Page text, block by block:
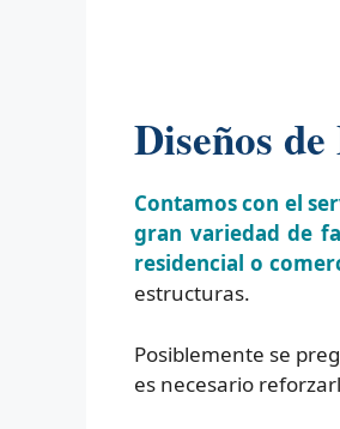
Diseños
Contamos con el
gran variedad de
residencial o
estructuras.
Posiblemente se
es necesario